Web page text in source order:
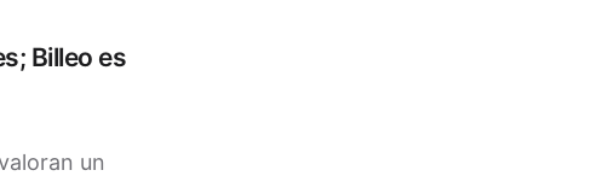
Billeo es
un